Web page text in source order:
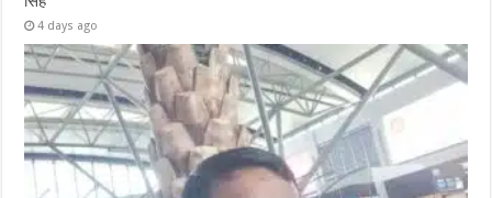
4 days ago